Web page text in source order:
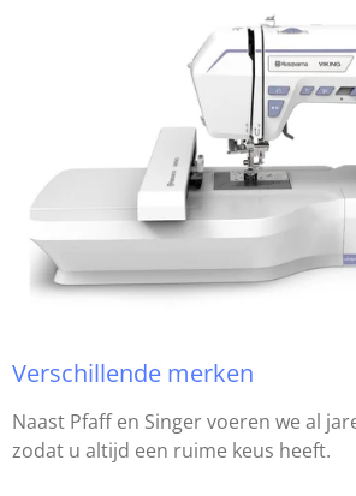
Verschillende merken
Naast Pfaff en Singer voeren we al
zodat u altijd een ruime keus heeft.